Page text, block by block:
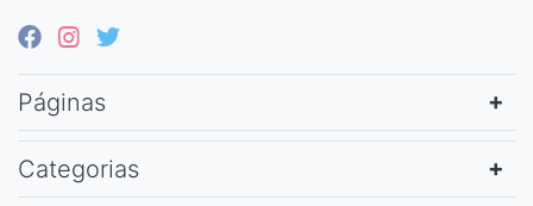
Páginas
Categorias